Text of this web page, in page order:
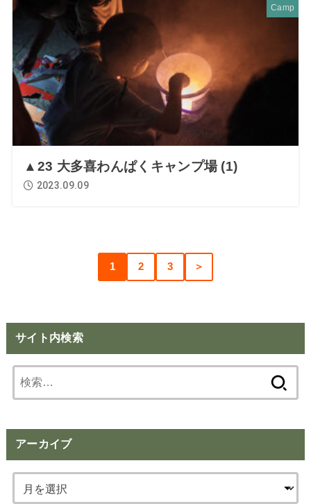
Camp
▲23 大多喜わんぱくキャンプ場 (1)
2023.09.09
1 2 3 ＞
サイト内検索
索:
アーカイブ